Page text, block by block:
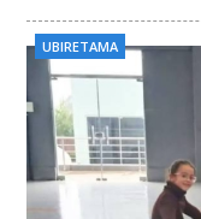
UBIRETAMA